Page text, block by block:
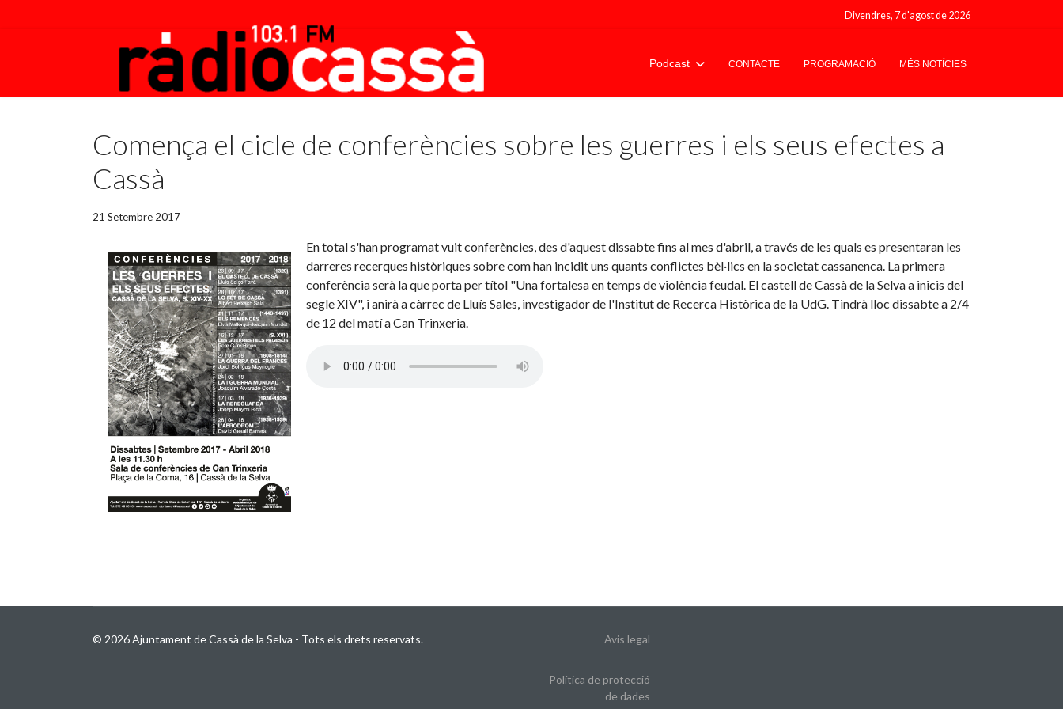
Divendres, 7 d'agost de 2026
Podcast CONTACTE PROGRAMACIÓ MÉS NOTÍCIES
Comença el cicle de conferències sobre les guerres i els seus efectes a
Cassà
21 Setembre 2017
En total s'han programat vuit conferències, des d'aquest dissabte fins al mes d'abril, a través de les quals es presentaran les
darreres recerques històriques sobre com han incidit uns quants conflictes bèl·lics en la societat cassanenca. La primera
conferència serà la que porta per títol "Una fortalesa en temps de violència feudal. El castell de Cassà de la Selva a inicis del
segle XIV", i anirà a càrrec de Lluís Sales, investigador de l'Institut de Recerca Històrica de la UdG. Tindrà lloc dissabte a 2/4
de 12 del matí a Can Trinxeria.
© 2026 Ajuntament de Cassà de la Selva - Tots els drets reservats. Avis legal
Política de protecció
de dades